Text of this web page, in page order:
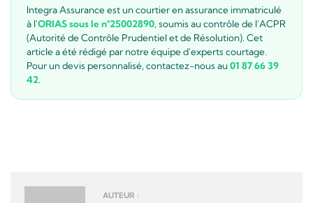
Integra Assurance est un courtier en assurance immatriculé
à l'ORIAS sous le n°25002890, soumis au contrôle de l'ACPR
(Autorité de Contrôle Prudentiel et de Résolution). Cet
article a été rédigé par notre équipe d'experts courtage.
Pour un devis personnalisé, contactez-nous au 01 87 66 39
42
AUTEUR :